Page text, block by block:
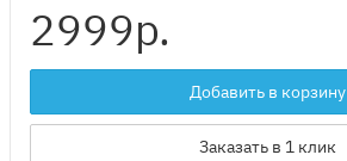
2999р.
Добавить в корзину
Заказать в 1 клик